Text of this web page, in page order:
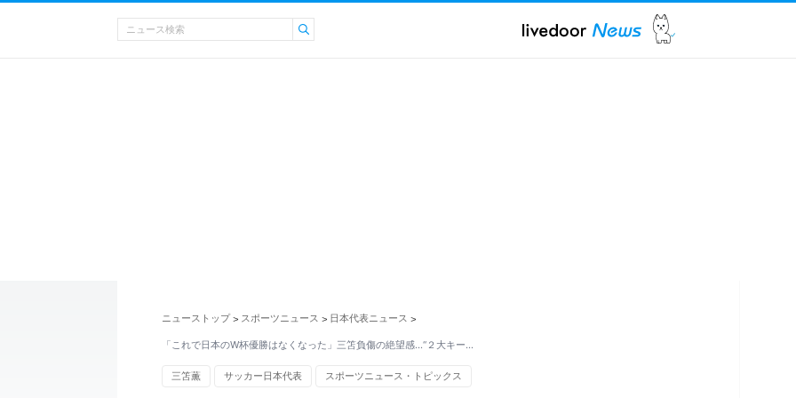
ニューストップ > スポーツニュース > 日本代表ニュース >
「これで日本のW杯優勝はなくなった」三笘負傷の絶望感…“２大キー…
三笘薫 サッカー日本代表 スポーツニュース・トピックス